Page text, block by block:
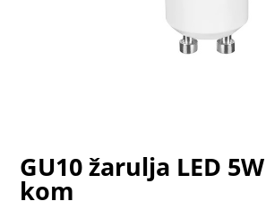
GU10 žarulja LED
kom